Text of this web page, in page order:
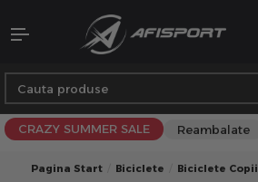
CRAZY SUMMER SALE Reambalate
Pagina Start Biciclete Biciclete Copii